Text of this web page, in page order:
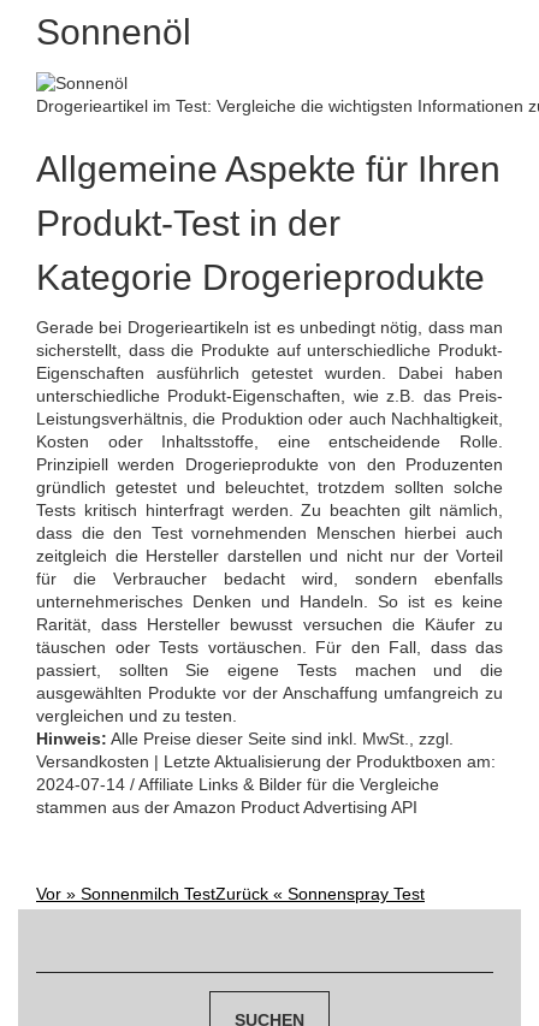
Sonnenöl
Drogerieartikel im Test: Vergleiche die wichtigsten Informationen
Allgemeine Aspekte für Ihren
Produkt-Test in der
Kategorie Drogerieprodukte
Gerade bei Drogerieartikeln ist es unbedingt nötig, dass man
sicherstellt, dass die Produkte auf unterschiedliche Produkt-
Eigenschaften ausführlich getestet wurden. Dabei haben
unterschiedliche Produkt-Eigenschaften, wie z.B. das Preis-
Leistungsverhältnis, die Produktion oder auch Nachhaltigkeit,
Kosten oder Inhaltsstoffe, eine entscheidende Rolle.
Prinzipiell werden Drogerieprodukte von den Produzenten
gründlich getestet und beleuchtet, trotzdem sollten solche
Tests kritisch hinterfragt werden. Zu beachten gilt nämlich,
dass die den Test vornehmenden Menschen hierbei auch
zeitgleich die Hersteller darstellen und nicht nur der Vorteil
für die Verbraucher bedacht wird, sondern ebenfalls
unternehmerisches Denken und Handeln. So ist es keine
Rarität, dass Hersteller bewusst versuchen die Käufer zu
täuschen oder Tests vortäuschen. Für den Fall, dass das
passiert, sollten Sie eigene Tests machen und die
ausgewählten Produkte vor der Anschaffung umfangreich zu
vergleichen und zu testen.
Hinweis: Alle Preise dieser Seite sind inkl. MwSt., zzgl.
Versandkosten | Letzte Aktualisierung der Produktboxen am:
2024-07-14 / Affiliate Links & Bilder für die Vergleiche
stammen aus der Amazon Product Advertising API
Post
Vor » Sonnenmilch TestZurück « Sonnenspray Test